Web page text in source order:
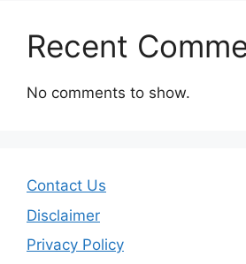
Recent
No comments to show.
Contact Us
Disclaimer
Privacy Policy